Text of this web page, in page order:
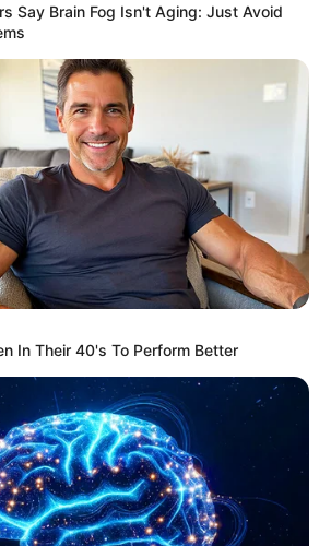
Say Bra​in Fo​g Isn't Aging: Just Avoid
In Their 40's To Perform Better